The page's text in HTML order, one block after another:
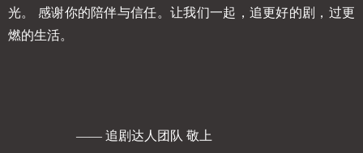
光。 感谢你的陪伴与信任。让我们一起，追更好的剧，过更
燃的生活。
—— 追剧达人团队 敬上